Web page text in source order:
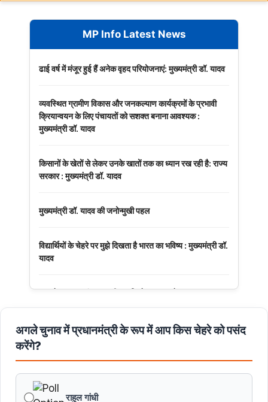
MP Info Latest News
ढाई वर्ष में मंजूर हुई हैं अनेक वृहद परियोजनाएं: मुख्यमंत्री डॉ. यादव
व्यवस्थित ग्रामीण विकास और जनकल्याण कार्यक्रमों के प्रभावी
क्रियान्वयन के लिए पंचायतों को सशक्त बनाना आवश्यक :
मुख्यमंत्री डॉ. यादव
किसानों के खेतों से लेकर उनके खातों तक का ध्यान रख रही है: राज्य
सरकार : मुख्यमंत्री डॉ. यादव
मुख्यमंत्री डॉ. यादव की जनोन्मुखी पहल
विद्यार्थियों के चेहरे पर मुझे दिखता है भारत का भविष्य : मुख्यमंत्री डॉ.
यादव
अनुच्छेद 370 एवं 35A की समाप्ति के 7 साल पूरे
मुख्यमंत्री डॉ. मोहन यादव ने नर्मदापुरम में आयोजित बलराम कृषि
महोत्सव को मंत्रालय से वीडियो कॉन्फ्रेंसिंग से संबोधित किया।
पं. द्वारिका प्रसाद मिश्र का व्यक्तित्व और कतित्व योगदान सदैव रहेगा
प्रेरणास्रोत : मुख्यमंत्री डॉ. यादव
अगले चुनाव में प्रधानमंत्री के रूप में आप किस चेहरे को पसंद
करेंगे?
राहुल गांधी